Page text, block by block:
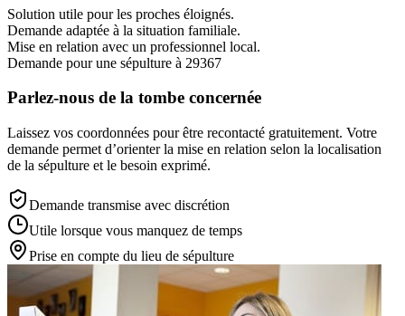
Solution utile pour les proches éloignés.
Demande adaptée à la situation familiale.
Mise en relation avec un professionnel local.
Demande pour une sépulture à 29367
Parlez-nous de la tombe concernée
Laissez vos coordonnées pour être recontacté gratuitement. Votre
demande permet d’orienter la mise en relation selon la localisation
de la sépulture et le besoin exprimé.
Demande transmise avec discrétion
Utile lorsque vous manquez de temps
Prise en compte du lieu de sépulture